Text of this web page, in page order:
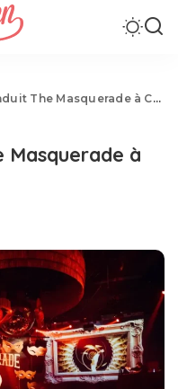
Masquerade à Chinois Ibiza en 2026
Masquerade à